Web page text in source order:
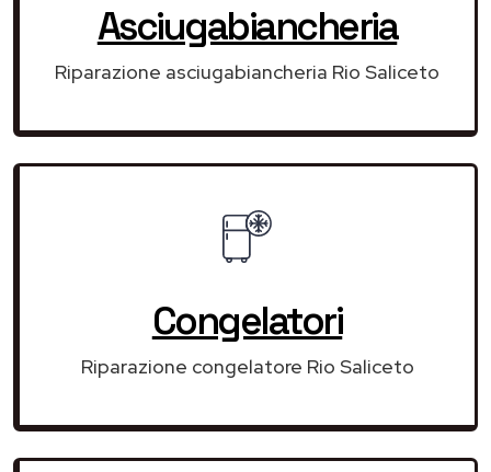
Asciugabiancheria
Riparazione asciugabiancheria Rio Saliceto
Congelatori
Riparazione congelatore Rio Saliceto